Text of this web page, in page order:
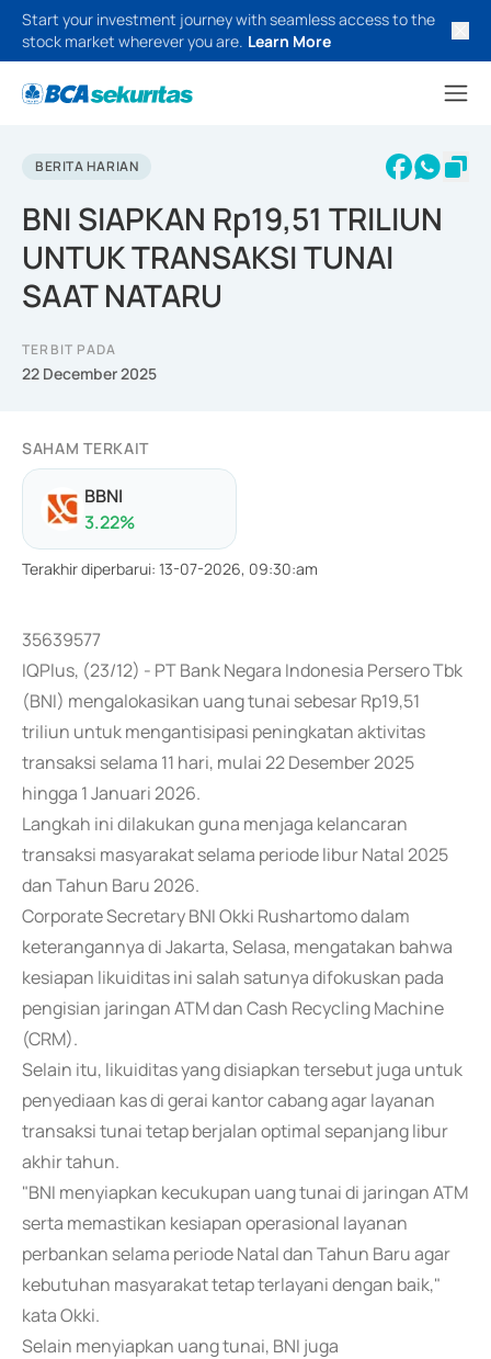
Start your investment journey with seamless access to the
stock market wherever you are. Learn More
BERITA HARIAN
BNI SIAPKAN Rp19,51 TRILIUN
UNTUK TRANSAKSI TUNAI
SAAT NATARU
TERBIT PADA
22 December 2025
SAHAM TERKAIT
BBNI
3.22%
Terakhir diperbarui: 13-07-2026, 09:30:am
35639577
IQPlus, (23/12) - PT Bank Negara Indonesia Persero Tbk
(BNI) mengalokasikan uang tunai sebesar Rp19,51
triliun untuk mengantisipasi peningkatan aktivitas
transaksi selama 11 hari, mulai 22 Desember 2025
hingga 1 Januari 2026.
Langkah ini dilakukan guna menjaga kelancaran
transaksi masyarakat selama periode libur Natal 2025
dan Tahun Baru 2026.
Corporate Secretary BNI Okki Rushartomo dalam
keterangannya di Jakarta, Selasa, mengatakan bahwa
kesiapan likuiditas ini salah satunya difokuskan pada
pengisian jaringan ATM dan Cash Recycling Machine
(CRM).
Selain itu, likuiditas yang disiapkan tersebut juga untuk
penyediaan kas di gerai kantor cabang agar layanan
transaksi tunai tetap berjalan optimal sepanjang libur
akhir tahun.
"BNI menyiapkan kecukupan uang tunai di jaringan ATM
serta memastikan kesiapan operasional layanan
perbankan selama periode Natal dan Tahun Baru agar
kebutuhan masyarakat tetap terlayani dengan baik,"
kata Okki.
Selain menyiapkan uang tunai, BNI juga